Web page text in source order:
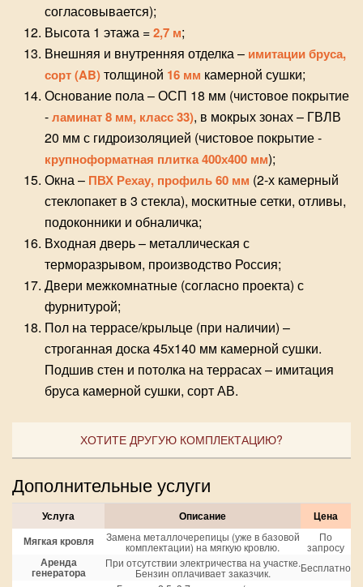
согласовывается);
Высота 1 этажа =2,7 м;
Внешняя и внутренняя отделка – имитации бруса,
сорт (AB)толщиной 16 мм камерной сушки;
Основание пола – ОСП 18 мм (чистовое покрытие
-ламинат 8 мм, класс 33), в мокрых зонах – ГВЛВ
20 мм с гидроизоляцией (чистовое покрытие -
крупноформатная плитка 400х400 мм);
Окна – ПВХ Рехау, профиль 60 мм (2-х камерный
стеклопакет в 3 стекла), москитные сетки, отливы,
подоконники и обналичка;
Входная дверь – металлическая с
терморазрывом, производство Россия;
Двери межкомнатные (согласно проекта) с
фурнитурой;
Пол на террасе/крыльце (при наличии) –
строганная доска 45х140 мм камерной сушки.
Подшив стен и потолка на террасах – имитация
бруса камерной сушки, сорт АВ.
ХОТИТЕ ДРУГУЮ КОМПЛЕКТАЦИЮ?
Дополнительные услуги
Услуга Описание
Цена
Мягкая кровля
Замена металлочерепицы (уже в базовой
комплектации) на мягкую кровлю.
По
запросу
Аренда
генератора
При отсутствии электричества на участке.
Бензин оплачивает заказчик.
Бесплатно